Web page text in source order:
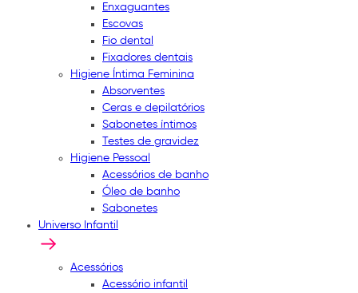
Enxaguantes
Escovas
Fio dental
Fixadores dentais
Higiene Íntima Feminina
Absorventes
Ceras e depilatórios
Sabonetes íntimos
Testes de gravidez
Higiene Pessoal
Acessórios de banho
Óleo de banho
Sabonetes
Universo Infantil
Acessórios
Acessório infantil